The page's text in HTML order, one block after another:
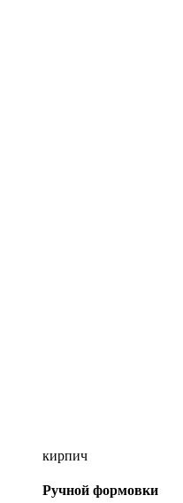
кирпич
Ручной формовки